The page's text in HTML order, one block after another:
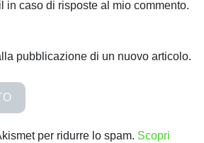
in caso di risposte al mio commento.
pubblicazione di un nuovo articolo.
per ridurre lo spam. Scopri